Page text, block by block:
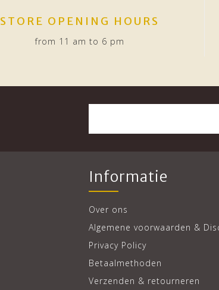
STORE OPENING HOURS
from 11 am to 6 pm
Informatie
Over ons
Algemene voorwaarden &
Privacy Policy
Betaalmethoden
Verzenden & retourneren